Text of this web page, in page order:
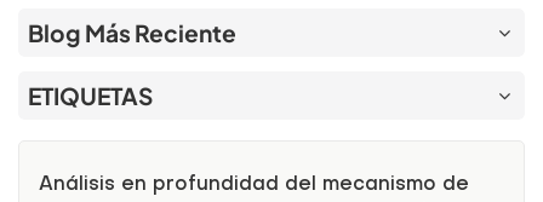
Blog Más Reciente
ETIQUETAS
Análisis en profundidad del mecanismo de